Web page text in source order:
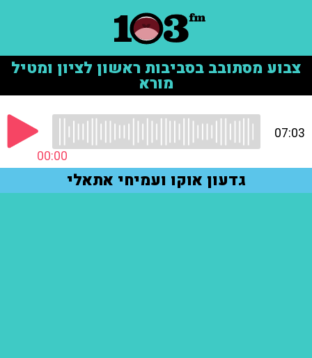
צבוע מסתובב בסביבות ראשון לציון ומטיל
מורא
00:00
07:03
גדעון אוקו ועמיחי אתאלי